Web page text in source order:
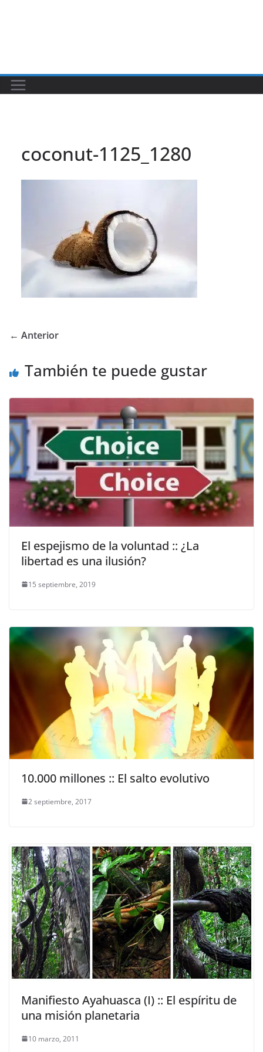
coconut-1125_1280
← Anterior
También te puede gustar
El espejismo de la voluntad :: ¿La
libertad es una ilusión?
15 septiembre, 2019
10.000 millones :: El salto evolutivo
2 septiembre, 2017
Manifiesto Ayahuasca (I) :: El espíritu de
una misión planetaria
10 marzo, 2011